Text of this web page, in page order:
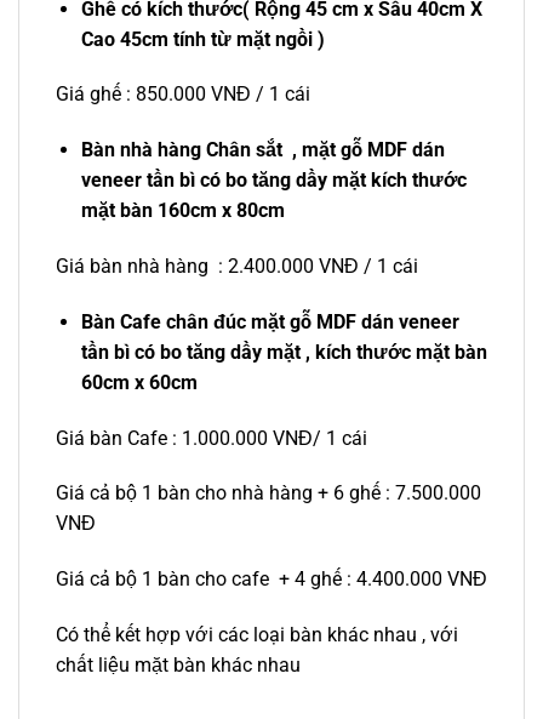
Ghế có kích thước( Rộng 45 cm x Sâu 40cm X
Cao 45cm tính từ mặt ngồi )
Giá ghế : 850.000 VNĐ / 1 cái
Bàn nhà hàng Chân sắt , mặt gỗ MDF dán
veneer tần bì có bo tăng dầy mặt kích thước
mặt bàn 160cm x 80cm
Giá bàn nhà hàng : 2.400.000 VNĐ / 1 cái
Bàn Cafe chân đúc mặt gỗ MDF dán veneer
tần bì có bo tăng dầy mặt , kích thước mặt bàn
60cm x 60cm
Giá bàn Cafe : 1.000.000 VNĐ/ 1 cái
Giá cả bộ 1 bàn cho nhà hàng + 6 ghế : 7.500.000
VNĐ
Giá cả bộ 1 bàn cho cafe + 4 ghế : 4.400.000 VNĐ
Có thể kết hợp với các loại bàn khác nhau , với
chất liệu mặt bàn khác nhau